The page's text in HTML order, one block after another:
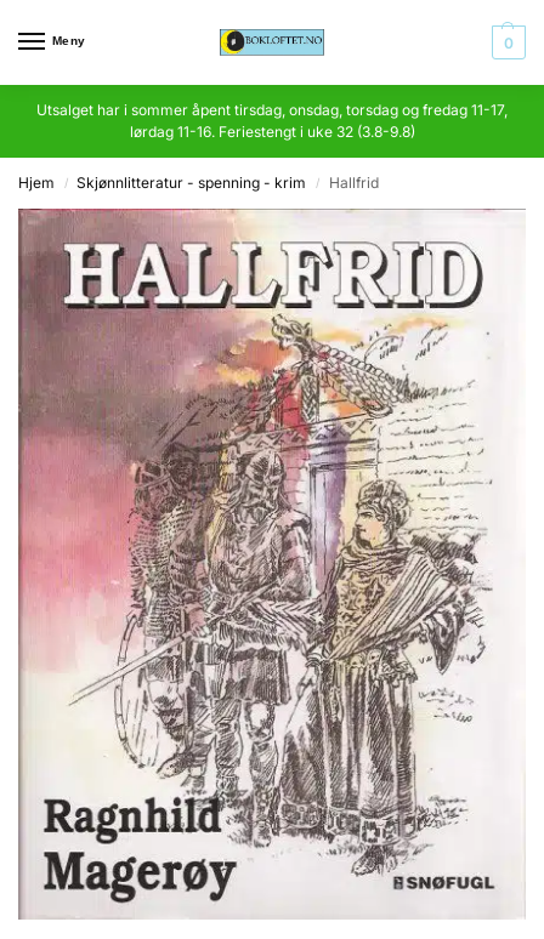
Meny 0
Utsalget har i sommer åpent tirsdag, onsdag, torsdag og fredag 11-17,
lørdag 11-16. Feriestengt i uke 32 (3.8-9.8)
Hjem / Skjønnlitteratur - spenning - krim / Hallfrid